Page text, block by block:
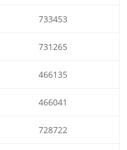
733453
731265
466135
466041
728722